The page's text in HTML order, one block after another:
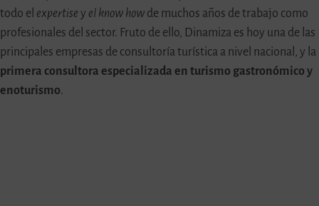
todo el expertise y el know howde muchos años de trabajo como
profesionales del sector. Fruto de ello, Dinamiza es hoy una de las
principales empresas de consultoría turística a nivel nacional, y la
primera consultora especializada en turismo gastronómico y
enoturismo.